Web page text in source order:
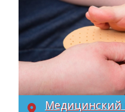
Медицинский